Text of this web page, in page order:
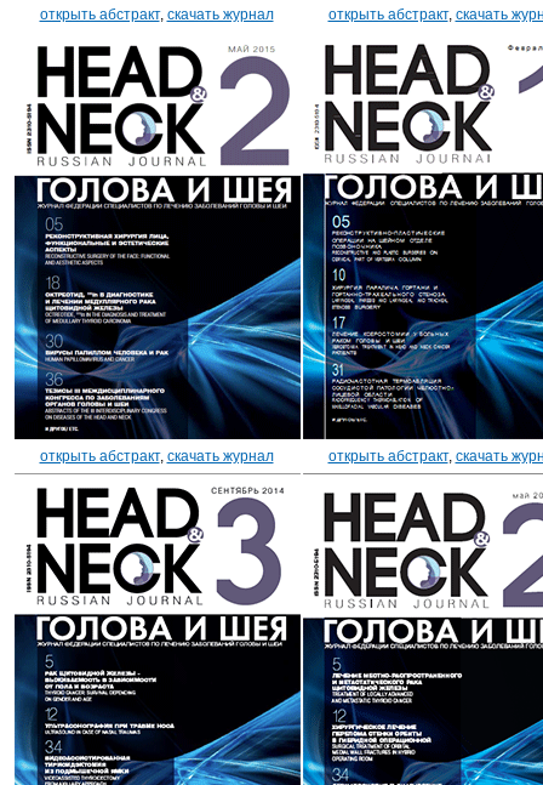
открыть абстракт, скачать журнал открыть абстракт, скачать
открыть абстракт, скачать журнал открыть абстракт, скачать